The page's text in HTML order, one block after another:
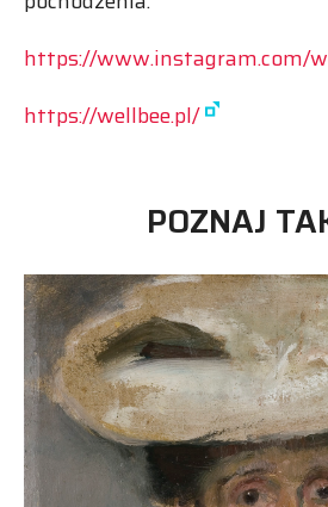
https://www.instagram.com/
https://wellbee.pl/
POZNAJ